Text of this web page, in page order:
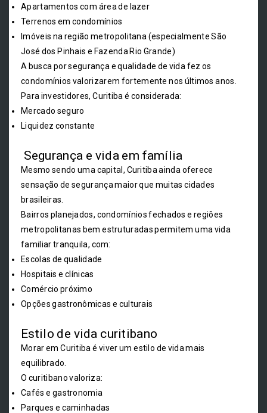
Apartamentos com área de lazer
Terrenos em condomínios
Imóveis na região metropolitana (especialmente São
José dos Pinhais e Fazenda Rio Grande)
A busca por segurança e qualidade de vida fez os
condomínios valorizarem fortemente nos últimos anos.
Para investidores, Curitiba é considerada:
Mercado seguro
Liquidez constante
Segurança e vida em família
Mesmo sendo uma capital, Curitiba ainda oferece
sensação de segurança maior que muitas cidades
brasileiras.
Bairros planejados, condomínios fechados e regiões
metropolitanas bem estruturadas permitem uma vida
familiar tranquila, com:
Escolas de qualidade
Hospitais e clínicas
Comércio próximo
Opções gastronômicas e culturais
Estilo de vida curitibano
Morar em Curitiba é viver um estilo de vida mais
equilibrado.
O curitibano valoriza:
Cafés e gastronomia
Parques e caminhadas